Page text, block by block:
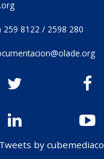
259 8122 / 2598 280
Tweets by cubemediaco